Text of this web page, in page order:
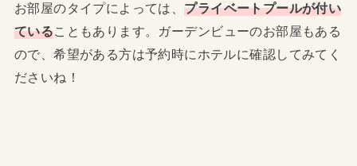
お部屋のタイプによっては、プライベートプールが付い
ていることもあります。ガーデンビューのお部屋もある
ので、希望がある方は予約時にホテルに確認してみてく
ださいね！